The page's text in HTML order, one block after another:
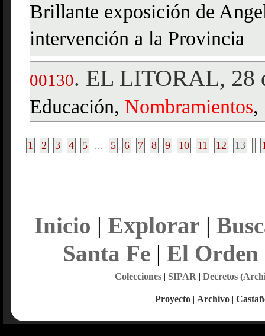
Brillante exposición de
intervención a la Provincia
00130. EL LITORAL, 28
Educación, Nombramientos,
1 2 3 4 5 ... 5 6 7 8 9 10 11 12 13
Inicio | Explorar |
Santa Fe| El Orden
Colecciones| SIPAR | Decretos
Proyecto | Archivo |